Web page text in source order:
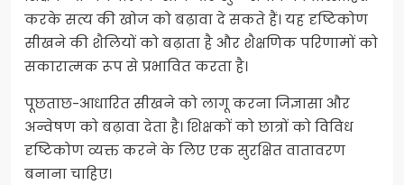
करके सत्य की खोज को बढ़ावा दे सकते हैं। यह दृष्टिकोण
सीखने की शैलियों को बढ़ाता है और शैक्षणिक परिणामों को
सकारात्मक रूप से प्रभावित करता है।
पूछताछ-आधारित सीखने को लागू करना जिज्ञासा और
अन्वेषण को बढ़ावा देता है। शिक्षकों को छात्रों को विविध
दृष्टिकोण व्यक्त करने के लिए एक सुरक्षित वातावरण
बनाना चाहिए।